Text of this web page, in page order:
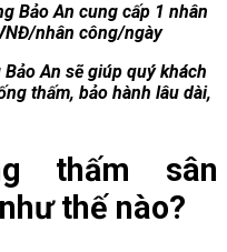
Bảo An cung cấp 1 nhân
nhân công/ngày
An sẽ giúp quý khách
thấm, bảo hành lâu dài,
thấm sân
thế nào?